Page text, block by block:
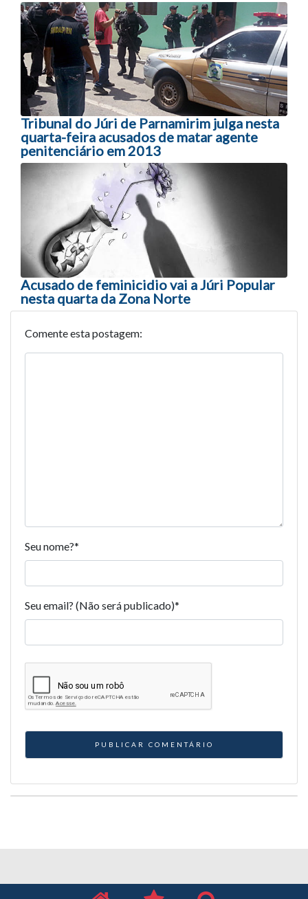
Navegação entre posts
Tribunal do Júri de Parnamirim julga nesta
quarta-feira acusados de matar agente
penitenciário em 2013
Acusado de feminicidio vai a Júri Popular
nesta quarta da Zona Norte
Comente esta postagem:
Seu nome?*
Seu email? (Não será publicado)*